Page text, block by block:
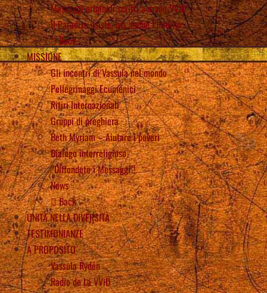
Messaggi originali scritti a mano VViD
Il Paradiso esiste, ma anche l’Inferno
Back
MISSIONE
Gli incontri di Vassula nel mondo
Pellegrinaggi Ecumenici
Ritiri Internazionali
Gruppi di preghiera
Beth Myriam – Aiutare i poveri
Dialogo interreligioso
“Diffondete i Messaggi”!
News
Back
UNITÀ NELLA DIVERSITÀ
TESTIMONIANZE
A PROPOSITO
Vassula Rydén
Radio de La VViD